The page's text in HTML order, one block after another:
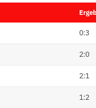
0:3
2:0
2:1
1:2